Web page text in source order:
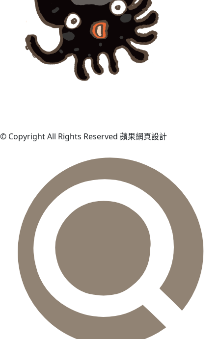
© Copyright All Rights Reserved 蘋果網頁設計